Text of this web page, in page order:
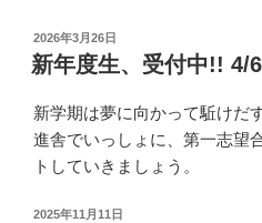
投
稿
日:
2026年3月26日
新年度生、受付中!! 4/
新学期は夢に向かって駈けだ
進舎でいっしょに、第一志望
トしていきましょう。
投
2025年11月11日